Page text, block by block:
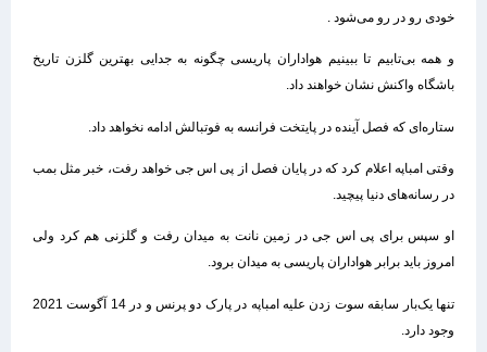
خودی رو در رو می‌شود .
و همه بی‌تابیم تا ببینیم هواداران پاریسی چگونه به جدایی بهترین گلزن تاریخ
باشگاه واکنش نشان خواهند داد.
ستاره‌ای که فصل آینده در پایتخت فرانسه به فوتبالش ادامه نخواهد داد.
وقتی امباپه اعلام کرد که در پایان فصل از پی اس جی خواهد رفت، خبر مثل بمب
در رسانه‌های دنیا پیچید.
او سپس برای پی اس جی در زمین نانت به میدان رفت و گلزنی هم کرد ولی
امروز باید برابر هواداران پاریسی به میدان برود.
تنها یک‌بار سابقه سوت زدن علیه امباپه در پارک دو پرنس و در 14 آگوست 2021
وجود دارد.